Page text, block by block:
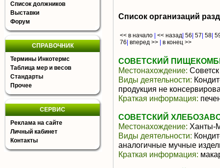
Список должников
Выставки
Форум
СПРАВОЧНИК
Термины Инкотермс
Таблица мер и весов
Стандарты
Прочее
СЕРВИС
Реклама на сайте
Личный кабинет
Контакты
Список организаций
<< в начало << назад 56 57 58
76 вперед >> в конец >>
СОВЕТСКИЙ
Местонахождение: Советск
Виды деятельности:
продукция не
Краткая информация:
СОВЕТСКИЙ
Местонахождение: Ханты-
Виды деятельности:
аналогичные мучные
Краткая информация: